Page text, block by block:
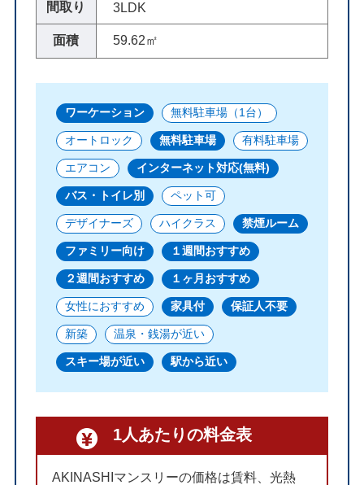
間取り 3LDK
面積 59.62㎡
ワーケーション 無料駐車場（1台）
オートロック 無料駐車場 有料駐車場
エアコン インターネット対応(無料)
バス・トイレ別 ペット可
デザイナーズ ハイクラス 禁煙ルーム
ファミリー向け １週間おすすめ
２週間おすすめ １ヶ月おすすめ
女性におすすめ 家具付 保証人不要
新築 温泉・銭湯が近い
スキー場が近い 駅から近い
1人あたりの料金表
AKINASHIマンスリーの価格は賃料、光熱